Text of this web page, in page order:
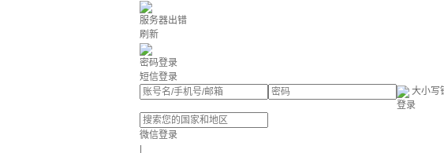
服务器出错
刷新
密码登录
短信登录
大小写
登录
微信登录